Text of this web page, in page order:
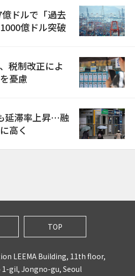
ドルで「過去
億ドル突破
税制改正によ
憂慮
延滞率上昇…融
高く
TOP
LEEMA Building, 11th floor,
gil, Jongno-gu, Seoul